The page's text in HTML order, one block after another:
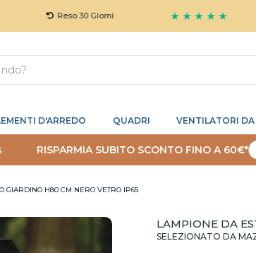
Reso 30 Giorni ★ ★ ★ ★ ★
D'ARREDO QUADRI VENTILATORI
RISPARMIA SUBITO SCONTO FINO A 60€*
GIARDINO H80 CM NERO VETRO IP65
LAMPIONE DA
SELEZIONATO DA